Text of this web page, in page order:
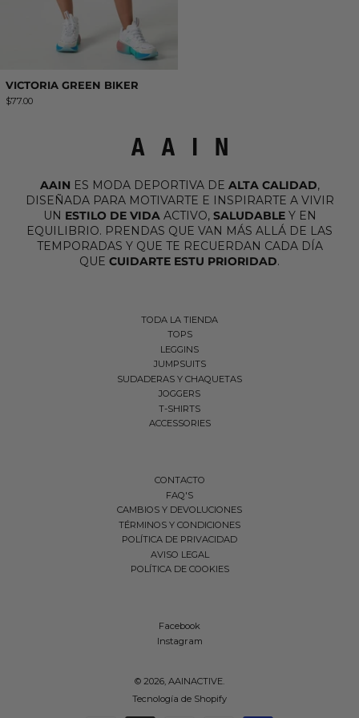
VICTORIA GREEN BIKER
$77.00
AAIN ES MODA DEPORTIVA DE ALTA CALIDAD,
DISEÑADA PARA MOTIVARTE E INSPIRARTE A VIVIR
UN ESTILO DE VIDA ACTIVO, SALUDABLEY EN
EQUILIBRIO. PRENDAS QUE VAN MÁS ALLÁ DE LAS
TEMPORADAS Y QUE TE RECUERDAN CADA DÍA
QUE CUIDARTE ESTU PRIORIDAD.
TODA LA TIENDA
TOPS
LEGGINS
JUMPSUITS
SUDADERAS Y CHAQUETAS
JOGGERS
T-SHIRTS
ACCESSORIES
CONTACTO
FAQ'S
CAMBIOS Y DEVOLUCIONES
TÉRMINOS Y CONDICIONES
POLÍTICA DE PRIVACIDAD
AVISO LEGAL
POLÍTICA DE COOKIES
Facebook
Instagram
© 2026, AAINACTIVE
Tecnología de Shopify